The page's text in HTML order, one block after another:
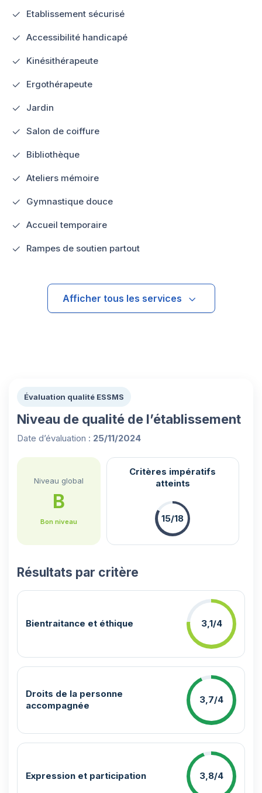
Etablissement sécurisé
Accessibilité handicapé
Kinésithérapeute
Ergothérapeute
Jardin
Salon de coiffure
Bibliothèque
Ateliers mémoire
Gymnastique douce
Accueil temporaire
Rampes de soutien partout
Afficher tous les services
Évaluation qualité ESSMS
Niveau de qualité de l’établissement
Date d’évaluation : 25/11/2024
Niveau global
B
Bon niveau
Critères impératifs
atteints
15/18
Résultats par critère
Bientraitance et éthique 3,1/4
Droits de la personne
accompagnée
3,7/4
Expression et participation 3,8/4